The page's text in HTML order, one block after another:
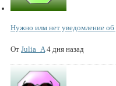
Нужно илм нет уведомление
От Julia_A 4 дня назад